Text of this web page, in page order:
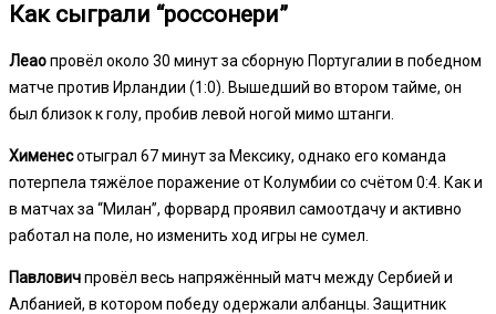
Как сыграли “россонери”
Леаопровёл около 30 минут за сборную Португалии в победном
матче против Ирландии (1:0). Вышедший во втором тайме, он
был близок к голу, пробив левой ногой мимо штанги.
Хименесотыграл 67 минут за Мексику, однако его команда
потерпела тяжёлое поражение от Колумбии со счётом 0:4. Как и
в матчах за “Милан”, форвард проявил самоотдачу и активно
работал на поле, но изменить ход игры не сумел.
Павловичпровёл весь напряжённый матч между Сербией и
Албанией, в котором победу одержали албанцы. Защитник